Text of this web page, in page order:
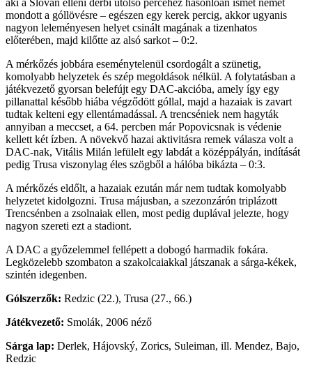
mondott a góllövésre – egészen egy kerek percig, akkor ugyanis
nagyon leleményesen helyet csinált magának a tizenhatos
előterében, majd kilőtte az alsó sarkot – 0:2.
A mérkőzés jobbára eseménytelenül csordogált a szünetig,
komolyabb helyzetek és szép megoldások nélkül. A folytatásban a
játékvezető gyorsan belefújt egy DAC-akcióba, amely így egy
pillanattal később hiába végződött góllal, majd a hazaiak is zavart
tudtak kelteni egy ellentámadással. A trencséniek nem hagyták
annyiban a meccset, a 64. percben már Popovicsnak is védenie
kellett két ízben. A növekvő hazai aktivitásra remek válasza volt a
DAC-nak, Vitális Milán lefülelt egy labdát a középpályán, indítását
pedig Trusa viszonylag éles szögből a hálóba bikázta – 0:3.
A mérkőzés eldőlt, a hazaiak ezután már nem tudtak komolyabb
helyzetet kidolgozni. Trusa májusban, a szezonzárón triplázott
Trencsénben a zsolnaiak ellen, most pedig duplával jelezte, hogy
nagyon szereti ezt a stadiont.
A DAC a győzelemmel fellépett a dobogó harmadik fokára.
Legközelebb szombaton a szakolcaiakkal játszanak a sárga-kékek,
szintén idegenben.
Gólszerzők: Redzic (22.), Trusa (27., 66.)
Játékvezető: Smolák, 2006 néző
Sárga lap: Derlek, Hájovský, Zorics, Suleiman, ill. Mendez, Bajo,
Redzic